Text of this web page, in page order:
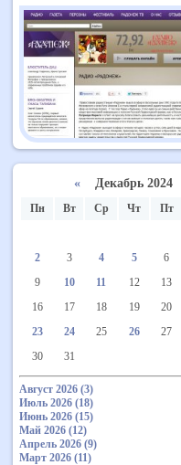
«Декабрь 2024
Пн Вт Ср Чт Пт
2
3 4 5 6
9
10 11 12 13
16
17 18 19 20
23
24 25 26 27
30
31
Август 2026 (3)
Июль 2026 (18)
Июнь 2026 (15)
Май 2026 (12)
Апрель 2026 (9)
Март 2026 (11)